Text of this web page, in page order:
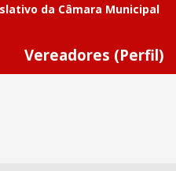
da Câmara Municipal
Vereadores (Perfil)